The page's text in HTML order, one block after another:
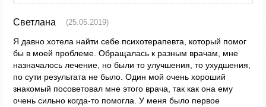
Светлана (25.05.2019)
Я давно хотела найти себе психотерапевта, который помог
бы в моей проблеме. Обращалась к разным врачам, мне
назначалось лечение, но были то улучшения, то ухудшения,
по сути результата не было. Один мой очень хороший
знакомый посоветовал мне этого врача, так как она ему
очень сильно когда-то помогла. У меня было первое